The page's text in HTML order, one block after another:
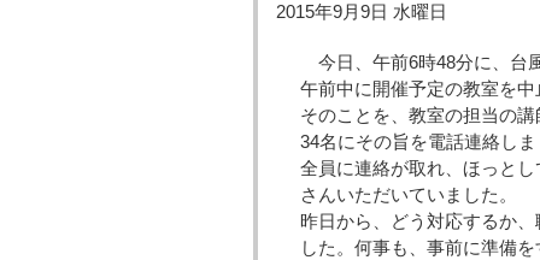
2015年9月9日 水曜日
今日、午前6時48分に、台
午前中に開催予定の教室を
そのことを、教室の担当の
34名にその旨を電話連絡し
全員に連絡が取れ、ほっと
さんいただいていました。
昨日から、どう対応するか
した。何事も、事前に準備